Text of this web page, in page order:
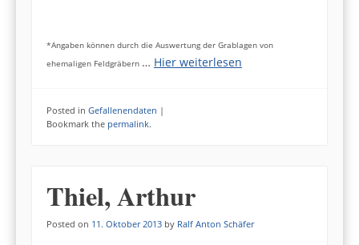
*Angaben können durch die Auswertung der Grablagen von
ehemaligen Feldgräbern … Hier weiterlesen
Posted in Gefallenendaten |
Bookmark the permalink.
Thiel, Arthur
Posted on 11. Oktober 2013 by Ralf Anton Schäfer